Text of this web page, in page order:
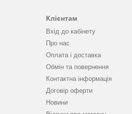
Клієнтам
Вхід до кабінету
Про нас
Оплата і доставка
Обмін та повернення
Контактна інформація
Договір оферти
Новини